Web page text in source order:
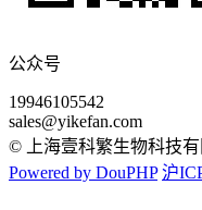
公众号
19946105542
sales@yikefan.com
© 上海壹科繁生物科技有
Powered by DouPHP 沪